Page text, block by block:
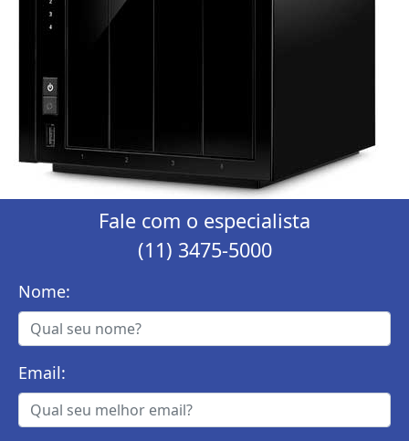
Fale com o especialista
(11) 3475-5000
Nome:
Email: